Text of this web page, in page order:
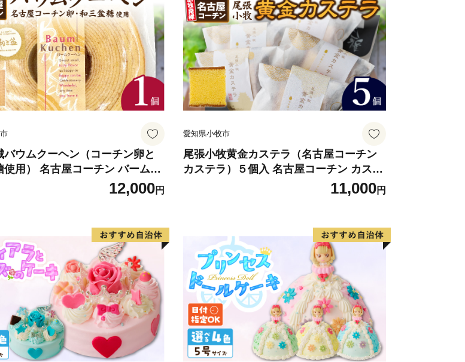
バウムクーヘン（コーチン卵と
使用） 名古屋コーチン バームク
三盆 小牧銘菓 バウムクーヘン
県 小牧市 アンプチベアやぐま
12,000円
愛知県小牧市
尾張小牧黄金カステラ（名古屋コーチン
カステラ）５個入 名古屋コーチン カステ
ラ ザラメ 常温 愛知県 小牧市 アンプチベ
11,000円